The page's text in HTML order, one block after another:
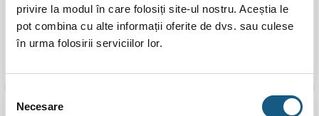
privire la modul în care folosiți site-ul nostru. Aceștia le
pot combina cu alte informații oferite de dvs. sau culese
în urma folosirii serviciilor lor.
consimțământului
Necesare
Evaluat la
5.00stele
5.0 (1 recenzie)
2.917,00lei
Evaluat la
5.0 (1 recenzie
3.212,00 lei
Transport